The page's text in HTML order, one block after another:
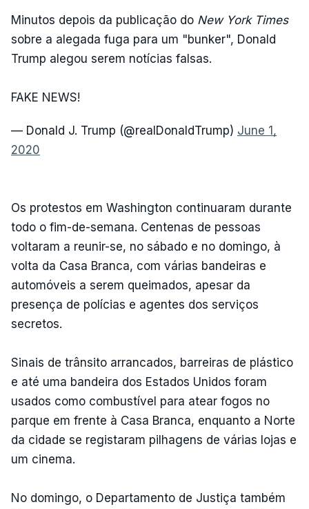
Minutos depois da publicação do New York Times
sobre a alegada fuga para um "bunker", Donald
Trump alegou serem notícias falsas.
FAKE NEWS!
— Donald J. Trump (@realDonaldTrump) June 1,
2020
Os protestos em Washington continuaram durante
todo o fim-de-semana. Centenas de pessoas
voltaram a reunir-se, no sábado e no domingo, à
volta da Casa Branca, com várias bandeiras e
automóveis a serem queimados, apesar da
presença de polícias e agentes dos serviços
secretos.
Sinais de trânsito arrancados, barreiras de plástico
e até uma bandeira dos Estados Unidos foram
usados como combustível para atear fogos no
parque em frente à Casa Branca, enquanto a Norte
da cidade se registaram pilhagens de várias lojas e
um cinema.
No domingo, o Departamento de Justiça também